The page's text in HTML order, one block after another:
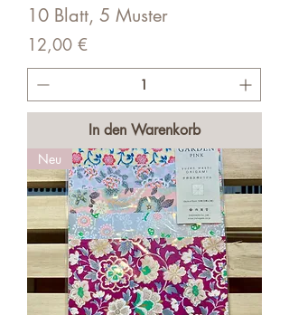
10 Blatt, 5 Muster
Preis
12,00 €
In den Warenkorb
Neu